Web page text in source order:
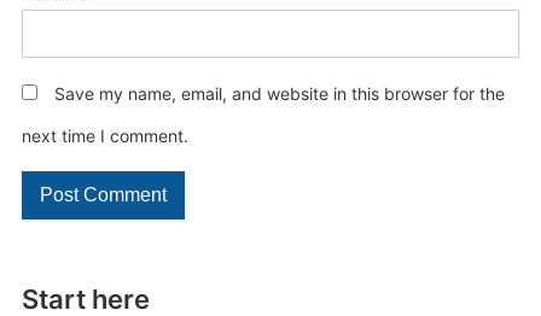
Start here
Save my name, email, and website in this browser for the
next time I comment.